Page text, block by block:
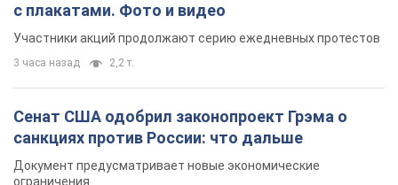
с плакатами. Фото и видео
Участники акций продолжают серию ежедневных протестов
3 часа назад 2,2 т.
Сенат США одобрил законопроект Грэма о
санкциях против России: что дальше
Документ предусматривает новые экономические
ограничения